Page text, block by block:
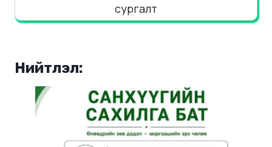
сургалт
Нийтлэл: